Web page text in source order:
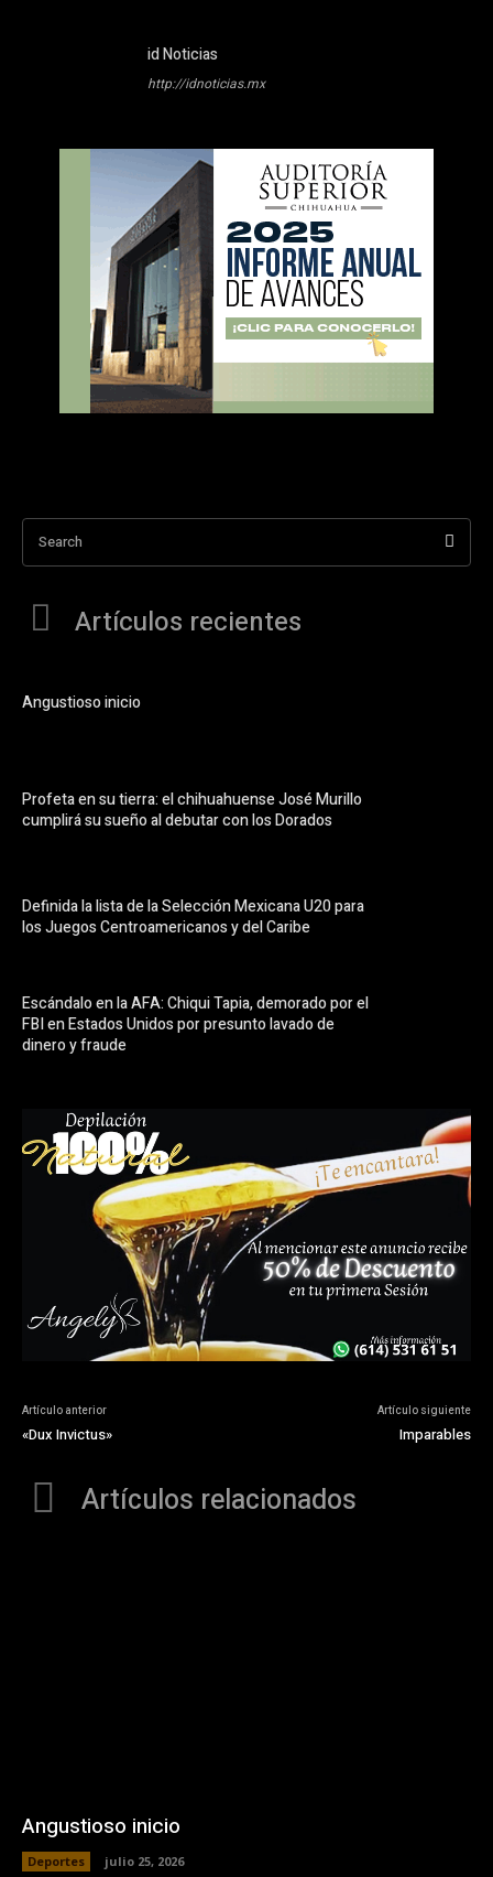
id Noticias
http://idnoticias.mx
Search
Artículos recientes
Angustioso inicio
Profeta en su tierra: el chihuahuense José Murillo
cumplirá su sueño al debutar con los Dorados
Definida la lista de la Selección Mexicana U20 para
los Juegos Centroamericanos y del Caribe
Escándalo en la AFA: Chiqui Tapia, demorado por el
FBI en Estados Unidos por presunto lavado de
dinero y fraude
Artículo anterior
«Dux Invictus»
Artículo siguiente
Imparables
Artículos relacionados
Angustioso inicio
Deportes julio 25, 2026